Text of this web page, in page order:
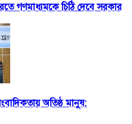
গণমাধ্যমকে চিঠি দেবে সরকার
অতিষ্ঠ মানুষ: